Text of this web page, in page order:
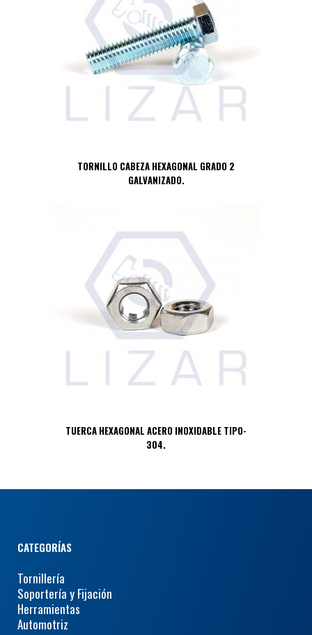
TORNILLO CABEZA HEXAGONAL GRADO 2
GALVANIZADO.
TUERCA HEXAGONAL ACERO INOXIDABLE TIPO-
304.
CATEGORÍAS
Tornillería
Soportería y Fijación
Herramientas
Automotriz